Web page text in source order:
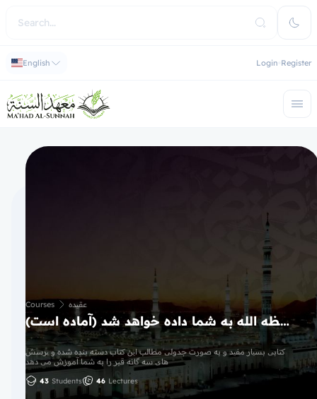
English Login Register
Courses عقیده
دوره آموزش سوال های سه گانه قبر ، با شرحی مختصر و جامع ، پس از موفقیت در امتحان گواهی پایان دوره با امضای شیخ هیثم سرحان حفظه الله به شما داده خواهد شد (آماده است)
کتابی بسیار مفید و به صورت جدولی مطالب این کتاب دسته بنده شده و پرسش
های سه گانه قبر را به شما آموزش می دهد
43 Students 46 Lectures